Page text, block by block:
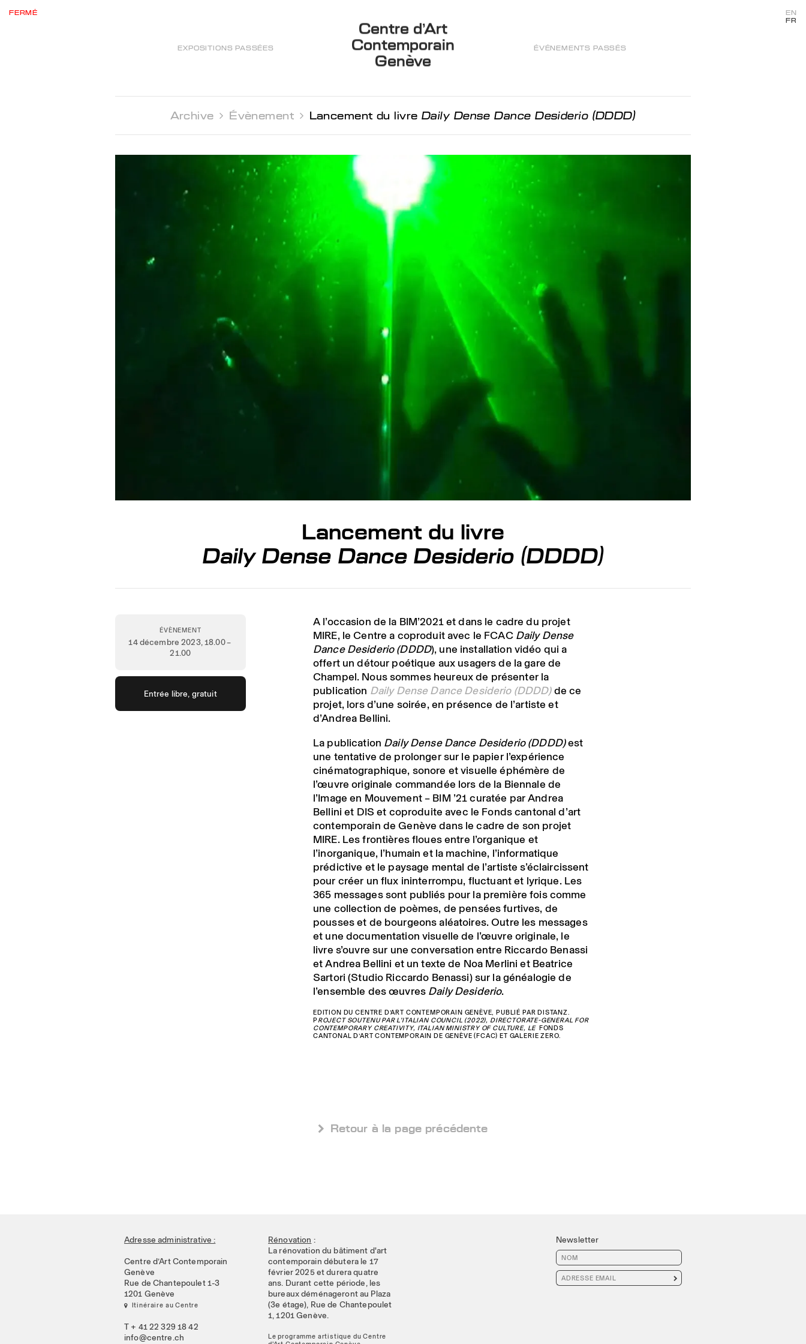
FERMÉ
EXPOSITIONS PASSÉES
Centre d’Art
Contemporain
Genève
ÉVÉNEMENTS PASSÉS
EN
FR
Archive  Évènement  Lancement du livreDaily Dense Dance Desiderio (DDDD)
Lancement du livre
Daily Dense Dance Desiderio (DDDD)
ÉVÈNEMENT
14 décembre 2023, 18.00 –
21.00
Entrée libre, gratuit
A l’occasion de la BIM’2021 et dans le cadre du projet
MIRE, le Centre a coproduit avec le FCACDaily Dense
Dance Desiderio (DDDD), une installation vidéo qui a
offert un détour poétique aux usagers de la gare de
Champel. Nous sommes heureux de présenter la
publication Daily Dense Dance Desiderio (DDDD)de ce
projet, lors d’une soirée, en présence de l’artiste et
d’Andrea Bellini.
La publication Daily Dense Dance Desiderio (DDDD)est
une tentative de prolonger sur le papier l’expérience
cinématographique, sonore et visuelle éphémère de
l’œuvre originale commandée lors de la Biennale de
l’Image en Mouvement – BIM ’21 curatée par Andrea
Bellini et DIS et coproduite avec le Fonds cantonal d’art
contemporain de Genève dans le cadre de son projet
MIRE. Les frontières floues entre l’organique et
l’inorganique, l’humain et la machine, l’informatique
prédictive et le paysage mental de l’artiste s’éclaircissent
pour créer un flux ininterrompu, fluctuant et lyrique. Les
365 messages sont publiés pour la première fois comme
une collection de poèmes, de pensées furtives, de
pousses et de bourgeons aléatoires. Outre les messages
et une documentation visuelle de l’œuvre originale, le
livre s’ouvre sur une conversation entre Riccardo Benassi
et Andrea Bellini et un texte de Noa Merlini et Beatrice
Sartori (Studio Riccardo Benassi) sur la généalogie de
l’ensemble des œuvresDaily Desiderio.
EDITION DU CENTRE D’ART CONTEMPORAIN GENÈVE, PUBLIÉ PAR DISTANZ.
PROJECT SOUTENU PAR L’ITALIAN COUNCIL (2022), DIRECTORATE-GENERAL FOR
CONTEMPORARY CREATIVITY, ITALIAN MINISTRY OF CULTURE, LE FONDS
CANTONAL D’ART CONTEMPORAIN DE GENÈVE (FCAC) ET GALERIE ZERO.
 Retour à la page précédente
Adresse administrative :
Centre d’Art Contemporain
Genève
Rue de Chantepoulet 1-3
1201 Genève
 Itinéraire au Centre
T + 41 22 329 18 42
info@centre.ch
Rénovation :
La rénovation du bâtiment d'art
contemporain débutera le 17
février 2025 et durera quatre
ans. Durant cette période, les
bureaux déménageront au Plaza
(3e étage), Rue de Chantepoulet
1, 1201 Genève.
Le programme artistique du Centre
Newsletter
